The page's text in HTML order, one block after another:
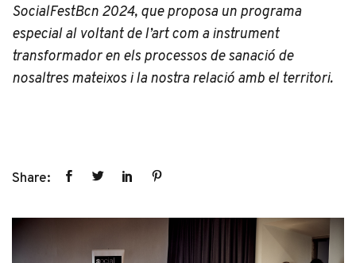
SocialFestBcn 2024, que proposa un programa
especial al voltant de l’art com a instrument
transformador en els processos de sanació de
nosaltres mateixos i la nostra relació amb el territori.
Share: